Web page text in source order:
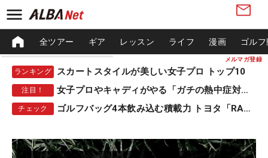
メルマガ登録
全ツアー ギア レッスン ライフ 漫画 ゴル
ランキング スカートスタイルが美しい女子プロ トップ10
注目！ 女子プロやキャディがやる「ガチの熱中症対策」
チェック ゴルフバッグ4本飲み込む積載力 トヨタ「RAV4」